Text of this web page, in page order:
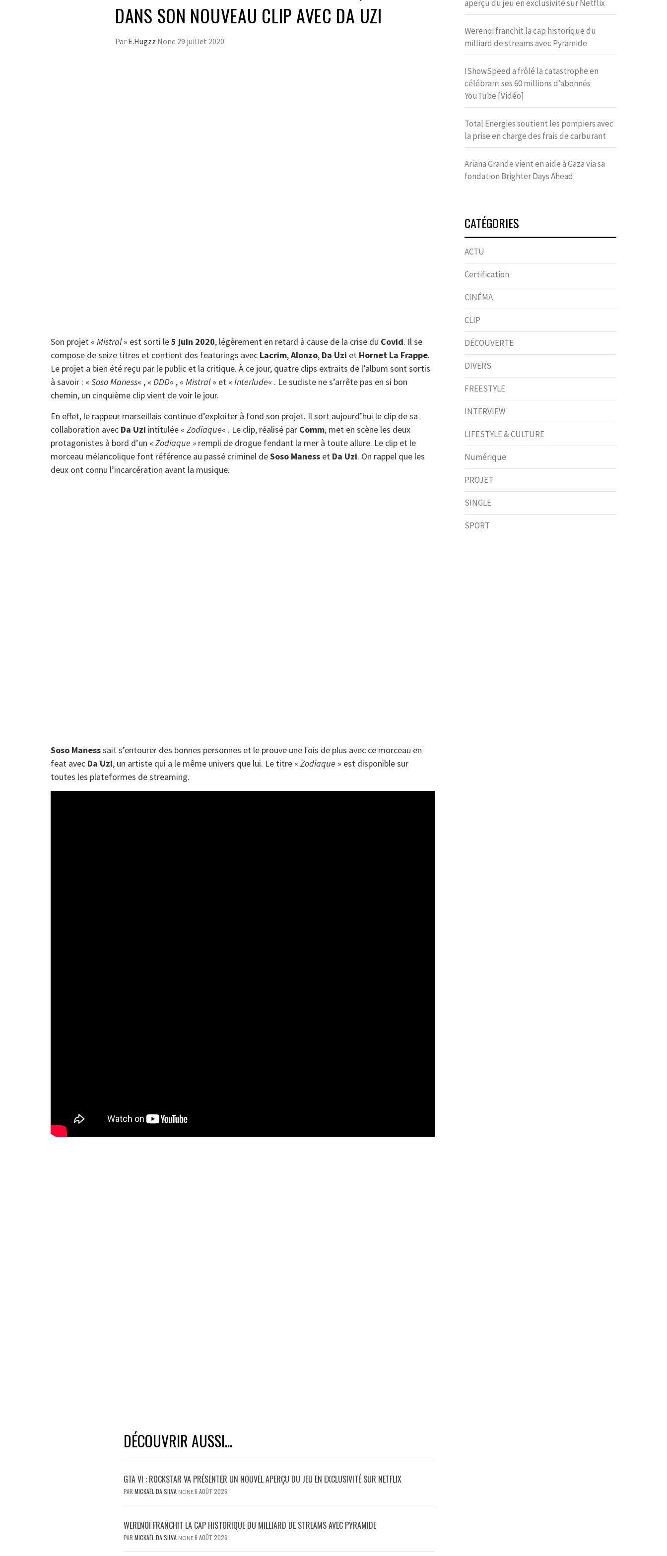
DANS SON NOUVEAU CLIP AVEC DA UZI
Par E.Hugzz None 29 juillet 2020
Son projet « Mistral» est sorti le5 juin 2020, légèrement en retard à cause de la crise du Covid. Il se
compose de seize titres et contient des featurings avec Lacrim,Alonzo, Da Uzi et Hornet La Frappe.
Le projet a bien été reçu par le public et la critique. À ce jour, quatre clips extraits de l’album sont sortis
à savoir : « Soso Maness« , « DDD« , « Mistral» et « Interlude« . Le sudiste ne s’arrête pas en si bon
chemin, un cinquième clip vient de voir le jour.
En effet, le rappeur marseillais continue d’exploiter à fond son projet. Il sort aujourd’hui le clip de sa
collaboration avec Da Uzi intitulée « Zodiaque« . Le clip, réalisé par Comm, met en scène les deux
protagonistes à bord d’un « Zodiaque » rempli de drogue fendant la mer à toute allure. Le clip et le
morceau mélancolique font référence au passé criminel deSoso Maness et Da Uzi. On rappel que les
deux ont connu l’incarcération avant la musique.
Soso Manesssait s’entourer des bonnes personnes et le prouve une fois de plus avec ce morceau en
feat avec Da Uzi, un artiste qui a le même univers que lui. Le titre « Zodiaque » est disponible sur
toutes les plateformes de streaming.
DÉCOUVRIR AUSSI...
GTA VI : ROCKSTAR VA PRÉSENTER UN NOUVEL APERÇU DU JEU EN EXCLUSIVITÉ SUR NETFLIX
PAR MICKAËL DA SILVA NONE6 AOÛT 2026
WERENOI FRANCHIT LA CAP HISTORIQUE DU MILLIARD DE STREAMS AVEC PYRAMIDE
PAR MICKAËL DA SILVA NONE6 AOÛT 2026
aperçu du jeu en exclusivité sur Netflix
Werenoi franchit la cap historique du
milliard de streams avec Pyramide
IShowSpeed a frôlé la catastrophe en
célébrant ses 60 millions d’abonnés
YouTube [Vidéo]
Total Energies soutient les pompiers avec
la prise en charge des frais de carburant
Ariana Grande vient en aide à Gaza via sa
fondation Brighter Days Ahead
CATÉGORIES
ACTU
Certification
CINÉMA
CLIP
DÉCOUVERTE
DIVERS
FREESTYLE
INTERVIEW
LIFESTYLE & CULTURE
Numérique
PROJET
SINGLE
SPORT